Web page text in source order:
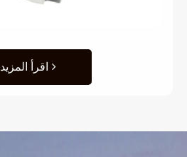
اقرأ المزيد